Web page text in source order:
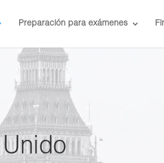
Preparación para exámenes